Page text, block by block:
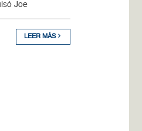
Joe
LEER MÁS